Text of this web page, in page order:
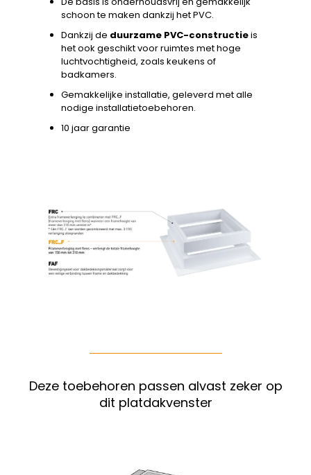
schoon te maken dankzij het PVC.
Dankzij de duurzame PVC-constructieis
het ook geschikt voor ruimtes met hoge
luchtvochtigheid, zoals keukens of
badkamers.
Gemakkelijke installatie, geleverd met alle
nodige installatietoebehoren.
10 jaar garantie
Deze toebehoren passen alvast zeker op
dit platdakvenster